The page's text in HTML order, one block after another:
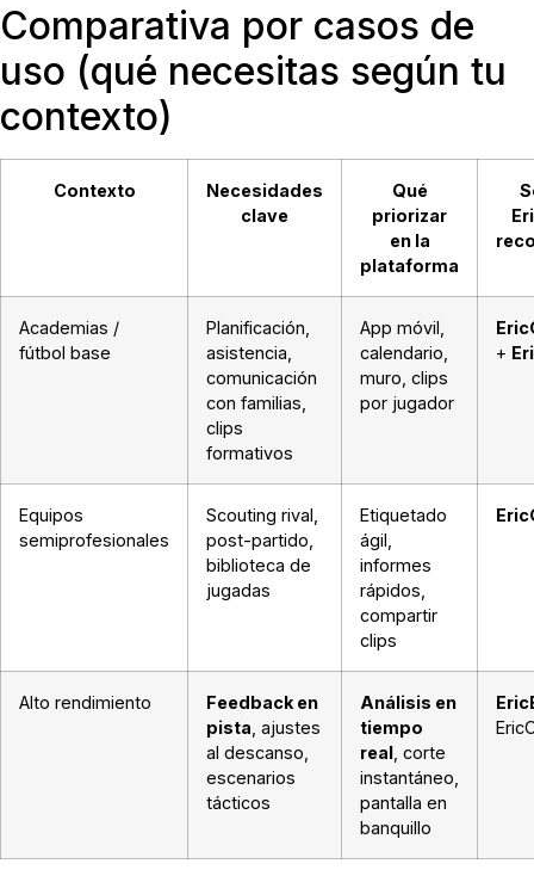
Comparativa por casos de
uso (qué necesitas según tu
contexto)
Contexto
Necesidades
clave
Qué
priorizar
en la
plataforma
Academias /
fútbol base
Planificación,
asistencia,
comunicación
con familias,
clips
formativos
App móvil,
calendario,
muro, clips
por jugador
+
Equipos
semiprofesionales
Scouting rival,
post-partido,
biblioteca de
jugadas
Etiquetado
ágil,
informes
rápidos,
compartir
clips
Alto rendimiento
Feedback en
pista , ajustes
al descanso,
escenarios
tácticos
Análisis en
tiempo
real , corte
instantáneo,
pantalla en
banquillo